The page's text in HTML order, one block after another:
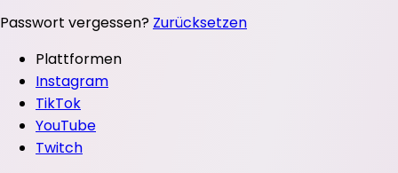
Passwort vergessen? Zurücksetzen
Plattformen
Instagram
TikTok
YouTube
Twitch